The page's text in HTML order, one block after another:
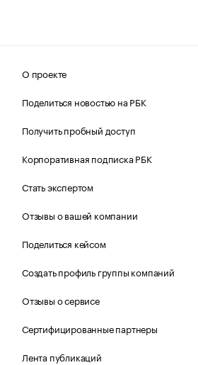
О проекте
Поделиться новостью на РБК
Получить пробный доступ
Корпоративная подписка РБК
Стать экспертом
Отзывы о вашей компании
Поделиться кейсом
Создать профиль группы компаний
Отзывы о сервисе
Сертифицированные партнеры
Лента публикаций